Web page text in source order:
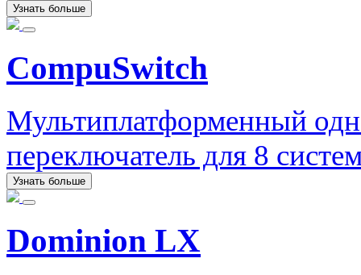
Узнать больше
CompuSwitch
Мультиплатформенный
переключатель для 8
Узнать больше
Dominion LX